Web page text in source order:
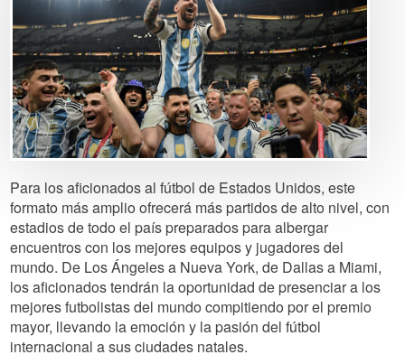
Para los aficionados al fútbol de Estados Unidos, este
formato más amplio ofrecerá más partidos de alto nivel, con
estadios de todo el país preparados para albergar
encuentros con los mejores equipos y jugadores del
mundo. De Los Ángeles a Nueva York, de Dallas a Miami,
los aficionados tendrán la oportunidad de presenciar a los
mejores futbolistas del mundo compitiendo por el premio
mayor, llevando la emoción y la pasión del fútbol
internacional a sus ciudades natales.